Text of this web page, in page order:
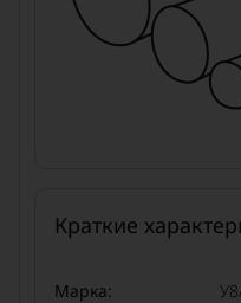
Краткие
Марка: